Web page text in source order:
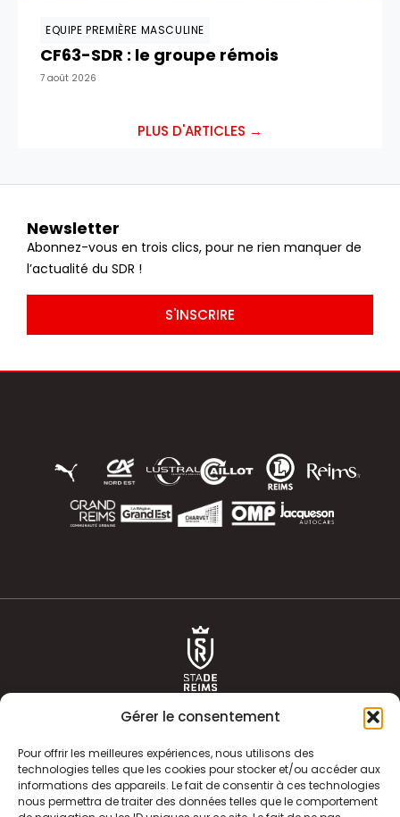
Gérer le consentement
Pour offrir les meilleures expériences, nous utilisons des
technologies telles que les cookies pour stocker et/ou accéder aux
informations des appareils. Le fait de consentir à ces technologies
nous permettra de traiter des données telles que le comportement
EQUIPE PREMIÈRE MASCULINE
CF63-SDR : le groupe rémois
7 août 2026
PLUS D'ARTICLES →
Newsletter
Abonnez-vous en trois clics, pour ne rien manquer de
l’actualité du SDR !
S'INSCRIRE
ACTUALITÉS HISTOIRE